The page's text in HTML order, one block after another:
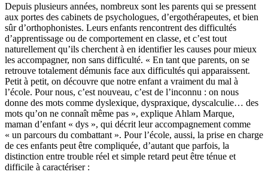
Depuis plusieurs années, nombreux sont les parents qui se pressent
aux portes des cabinets de psychologues, d’ergothérapeutes, et bien
sûr d’orthophonistes. Leurs enfants rencontrent des difficultés
d’apprentissage ou de comportement en classe, et c’est tout
naturellement qu’ils cherchent à en identifier les causes pour mieux
les accompagner, non sans difficulté. « En tant que parents, on se
retrouve totalement démunis face aux difficultés qui apparaissent.
Petit à petit, on découvre que notre enfant a vraiment du mal à
l’école. Pour nous, c’est nouveau, c’est de l’inconnu : on nous
donne des mots comme dyslexique, dyspraxique, dyscalculie… des
mots qu’on ne connaît même pas », explique Ahlam Marque,
maman d’enfant « dys », qui décrit leur accompagnement comme
« un parcours du combattant ». Pour l’école, aussi, la prise en charge
de ces enfants peut être compliquée, d’autant que parfois, la
distinction entre trouble réel et simple retard peut être ténue et
difficile à caractériser :